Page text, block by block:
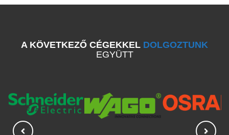
A KÖVETKEZŐ CÉGEKKEL DOLGOZTUNK
EGYÜTT